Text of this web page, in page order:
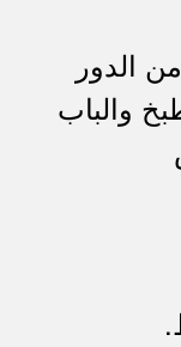
الدور
والباب